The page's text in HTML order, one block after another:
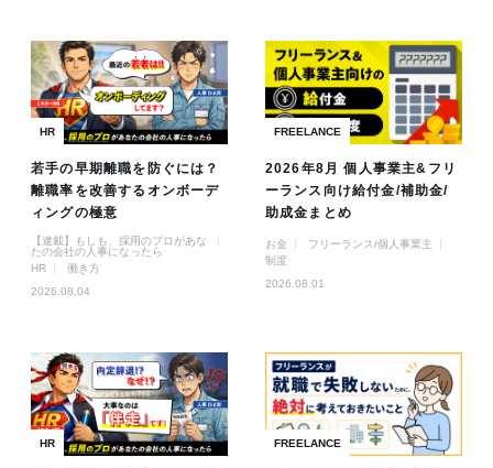
HR
若手の早期離職を防ぐには？
離職率を改善するオンボーデ
ィングの極意
【連載】もしも、採用のプロがあな
たの会社の人事になったら
HR
働き方
2026.08.04
FREELANCE
2026年8月 個人事業主&フリ
ーランス向け給付金/補助金/
助成金まとめ
お金
フリーランス/個人事業主
制度
2026.08.01
HR FREELANCE